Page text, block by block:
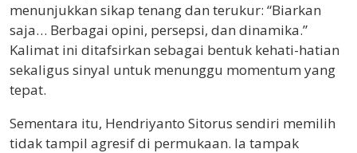
menunjukkan sikap tenang dan terukur: “Biarkan
saja… Berbagai opini, persepsi, dan dinamika.”
Kalimat ini ditafsirkan sebagai bentuk kehati-hatian
sekaligus sinyal untuk menunggu momentum yang
tepat.
Sementara itu, Hendriyanto Sitorus sendiri memilih
tidak tampil agresif di permukaan. Ia tampak